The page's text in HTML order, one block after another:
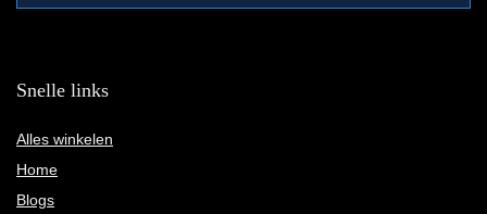
Snelle links
Alles winkelen
Home
Blogs